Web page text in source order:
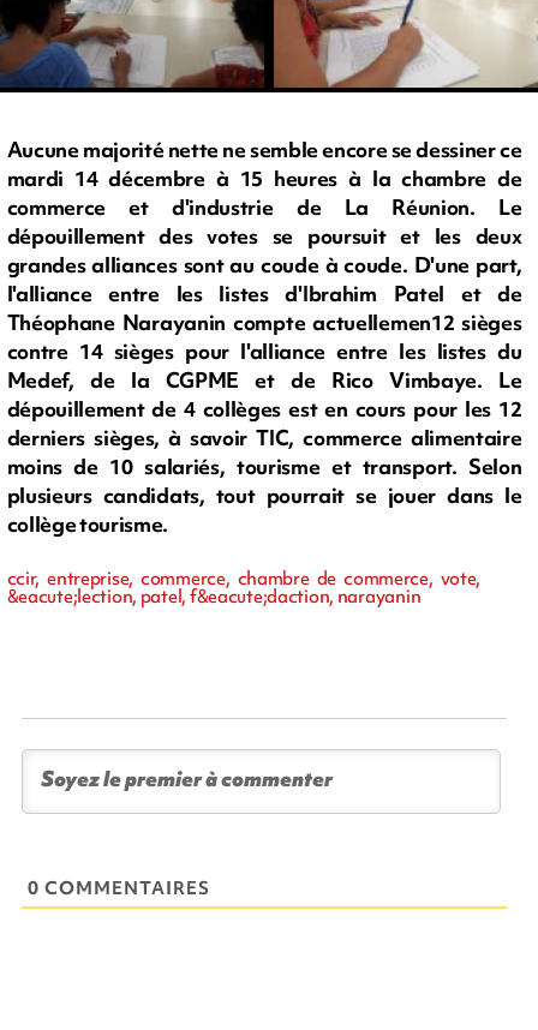
Aucune majorité nette ne semble encore se dessiner ce
mardi 14 décembre à 15 heures à la chambre de
commerce et d'industrie de La Réunion. Le
dépouillement des votes se poursuit et les deux
grandes alliances sont au coude à coude. D'une part,
l'alliance entre les listes d'Ibrahim Patel et de
Théophane Narayanin compte actuellemen12 sièges
contre 14 sièges pour l'alliance entre les listes du
Medef, de la CGPME et de Rico Vimbaye. Le
dépouillement de 4 collèges est en cours pour les 12
derniers sièges, à savoir TIC, commerce alimentaire
moins de 10 salariés, tourisme et transport. Selon
plusieurs candidats, tout pourrait se jouer dans le
collège tourisme.
ccir, entreprise, commerce, chambre de commerce, vote,
&eacute;lection, patel, f&eacute;daction, narayanin
0 COMMENTAIRES